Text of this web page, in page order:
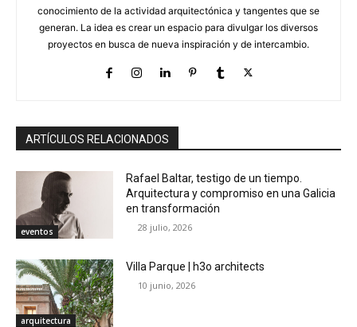
conocimiento de la actividad arquitectónica y tangentes que se
generan. La idea es crear un espacio para divulgar los diversos
proyectos en busca de nueva inspiración y de intercambio.
ARTÍCULOS RELACIONADOS
eventos
Rafael Baltar, testigo de un tiempo.
Arquitectura y compromiso en una Galicia
en transformación
28 julio, 2026
arquitectura
Villa Parque | h3o architects
10 junio, 2026